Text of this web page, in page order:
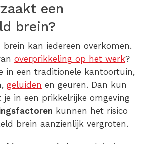
een
brein?
brein kan iedereen overkomen.
overprikkeling op het werk?
in een traditionele kantoortuin,
geluiden en geuren. Dan kun
je in een prikkelrijke omgeving
kunnen het risico
brein aanzienlijk vergroten.